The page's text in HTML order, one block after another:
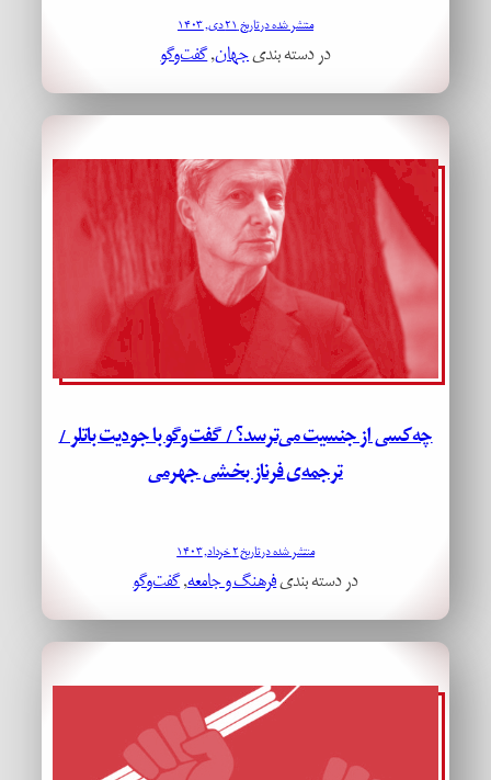
منتشر شده در تاریخ ۲۱ دی, ۱۴۰۳
در دسته بندیجهان, گفت‌وگو
چه‌کسی از جنسیت می‌ترسد؟ / گفت‌وگو با جودیت باتلر /
ترجمه‌ی فرناز بخشی جهرمی
منتشر شده در تاریخ ۲ خرداد, ۱۴۰۳
در دسته بندیفرهنگ و جامعه, گفت‌وگو